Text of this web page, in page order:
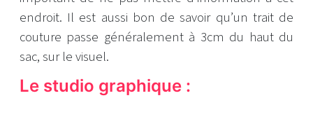
endroit. Il est aussi bon de savoir qu’un trait de
couture passe généralement à 3cm du haut du
sac, sur le visuel.
Le studio graphique :